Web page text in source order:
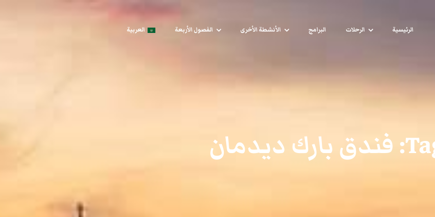
الرئيسية الرحلات البرامج الأنشطة الأخرى الفصول الأربعة العربية
فندق بارك ديدمان